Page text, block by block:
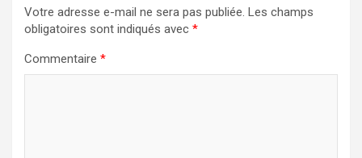
Votre adresse e-mail ne sera pas publiée. Les champs
obligatoires sont indiqués avec *
Commentaire *